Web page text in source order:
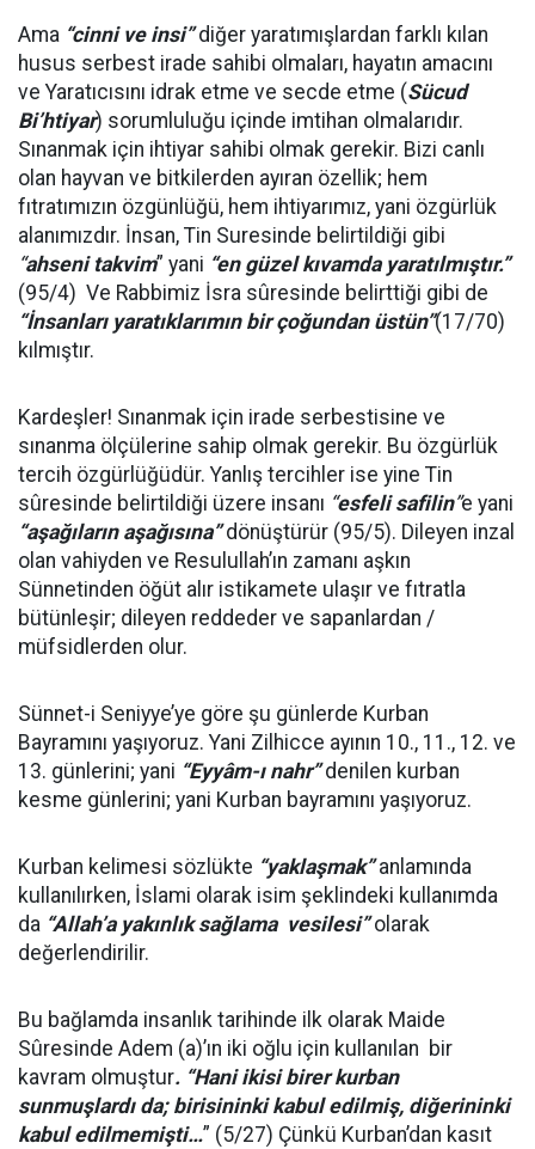
Ama “cinni ve insi”diğer yaratımışlardan farklı kılan
husus serbest irade sahibi olmaları, hayatın amacını
ve Yaratıcısını idrak etme ve secde etme (Sücud
Bi’htiyar) sorumluluğu içinde imtihan olmalarıdır.
Sınanmak için ihtiyar sahibi olmak gerekir. Bizi canlı
olan hayvan ve bitkilerden ayıran özellik; hem
fıtratımızın özgünlüğü, hem ihtiyarımız, yani özgürlük
alanımızdır. İnsan, Tin Suresinde belirtildiği gibi
“ahseni takvim” yani “en güzel kıvamda yaratılmıştır.”
(95/4) Ve Rabbimiz İsra sûresinde belirttiği gibi de
“İnsanları yaratıklarımın bir çoğundan üstün”(17/70)
kılmıştır.
Kardeşler! Sınanmak için irade serbestisine ve
sınanma ölçülerine sahip olmak gerekir. Bu özgürlük
tercih özgürlüğüdür. Yanlış tercihler ise yine Tin
sûresinde belirtildiği üzere insanı “esfeli safilin”e yani
“aşağıların aşağısına”dönüştürür (95/5). Dileyen inzal
olan vahiyden ve Resulullah’ın zamanı aşkın
Sünnetinden öğüt alır istikamete ulaşır ve fıtratla
bütünleşir; dileyen reddeder ve sapanlardan /
müfsidlerden olur.
Sünnet-i Seniyye’ye göre şu günlerde Kurban
Bayramını yaşıyoruz. Yani Zilhicce ayının 10., 11., 12. ve
13. günlerini; yani “Eyyâm-ı nahr”denilen kurban
kesme günlerini; yani Kurban bayramını yaşıyoruz.
Kurban kelimesi sözlükte “yaklaşmak”anlamında
kullanılırken, İslami olarak isim şeklindeki kullanımda
da “Allah’a yakınlık sağlama vesilesi”olarak
değerlendirilir.
Bu bağlamda insanlık tarihinde ilk olarak Maide
Sûresinde Adem (a)’ın iki oğlu için kullanılan bir
kavram olmuştur. “Hani ikisi birer kurban
sunmuşlardı da; birisininki kabul edilmiş, diğerininki
kabul edilmemişti…” (5/27) Çünkü Kurban’dan kasıt